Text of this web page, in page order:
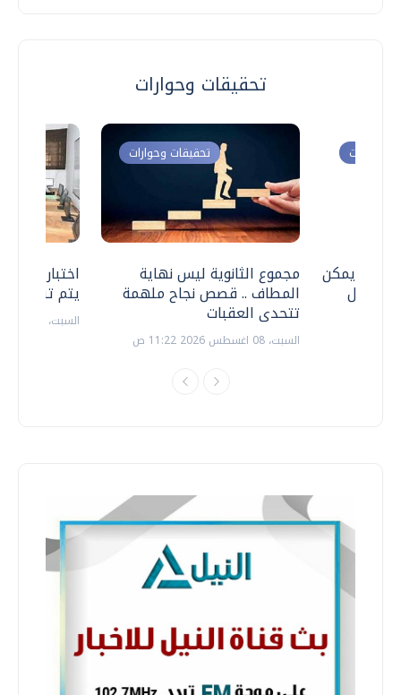
تحقيقات وحوارات
اختبارات
يتم
السبت، 18 يوليو 2026 09:22 ص
تحقيقات وحوارات
مجموع الثانوية ليس نهاية
المطاف .. قصص نجاح ملهمة
تتحدى العقبات
السبت، 08 اغسطس 2026 11:22 ص
وحوارات
.. هل يمكن
نتعامل